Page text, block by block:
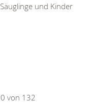
und Kinder
von 132